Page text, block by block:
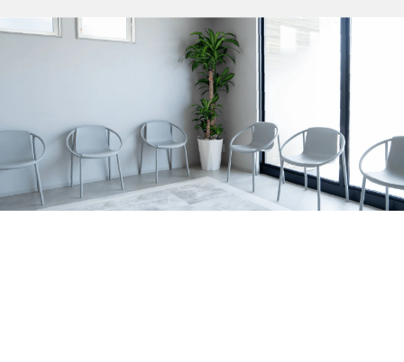
だけでなく、しみ・欠け・むし歯につながりやすいのが特
徴です（乳歯・永久歯どちらにも起こり得ます）。 ▲ 白
濁・着色・欠けやすさは“歯の質”のサインのことも よく
ある見え方・感じ方｜「汚れ」とは違った変化が！？ エ
ナメル質が弱い歯は、色・表面の質感・しみ方に特徴が出
ることがあります。 ただし見た目だけでは判断が難しい
こともあるため、「あれ？」と思ったら早めの確認がおす
すめです。 サインの例 歯の表面に白い濁りや、黄〜茶色
っぽい部分がある 表面がザラザラしている／小さなくぼ
みがある 歯の一部が欠けやすい・すり減りやすい 冷たい
もの・甘いものでしみる 同じところがむし歯になりやす
抜歯ケース
過剰歯2本がある20代女性のマウスピース矯正症例を紹
介。小臼歯を抜かずに治療計画を立てた理由や、口腔内ス
キャナーを用いた診断、非抜歯矯正の可能性について解説
おくちぽかんについて｜口呼吸・舌の位置・鼻呼
吸を亀岡市の歯科医院が解説
口ぽかん、口呼吸、舌の位置が気になるお子さまへ。あい
うべ体操の目的ややり方、鼻呼吸・歯並び・噛み合わせと
の関係、家庭で無理なく続けるポイントを亀岡市の歯科医
院が解説します。
お知らせ
コラム
2026.07.06
亀岡市でマウスピース矯正をお考えの方へ｜当院
がワイヤー矯正を行っていない理由を解説
亀岡市のはやかわ歯科 小児矯正歯科が、ワイヤー矯正を
行っていない理由を解説。痛み・清掃性・抜歯の考え方、